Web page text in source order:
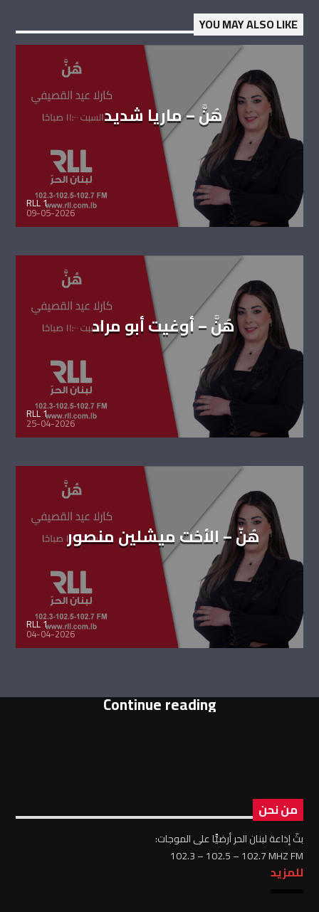
YOU MAY ALSO LIKE
هُنَّ – ماريا شديد
RLL 1
09-05-2026
هُنَّ – أوغيت أبو مراد
RLL 1
25-04-2026
هُنّ – الأخت ميشلين منصور
RLL 1
04-04-2026
Continue reading
من نحن
بثّ إذاعة لبنان الحر أرضيًّا على الموجات:
102.3 – 102.5 – 102.7 MHZ FM
للمزيد